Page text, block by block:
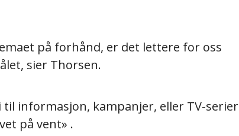
på forhånd, er det lettere for oss
sier Thorsen.
informasjon, kampanjer, eller TV-serier
på vent» .